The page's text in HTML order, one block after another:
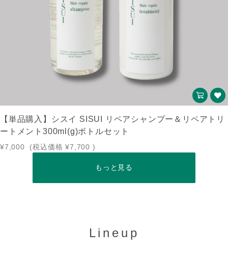
【単品購入】シスイ SISUI リペアシャンプー＆リペアトリ
ートメント300ml(g)ボトルセット
¥7,000 (税込価格 ¥7,700 )
もっと見る
Lineup